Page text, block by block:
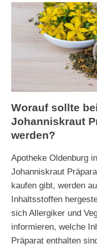
Worauf sollte
Johanniskraut
werden?
Apotheke Oldenburg
Johanniskraut
kaufen gibt, werden
Inhaltsstoffen
sich Allergiker und
informieren, welche
Präparat enthalten